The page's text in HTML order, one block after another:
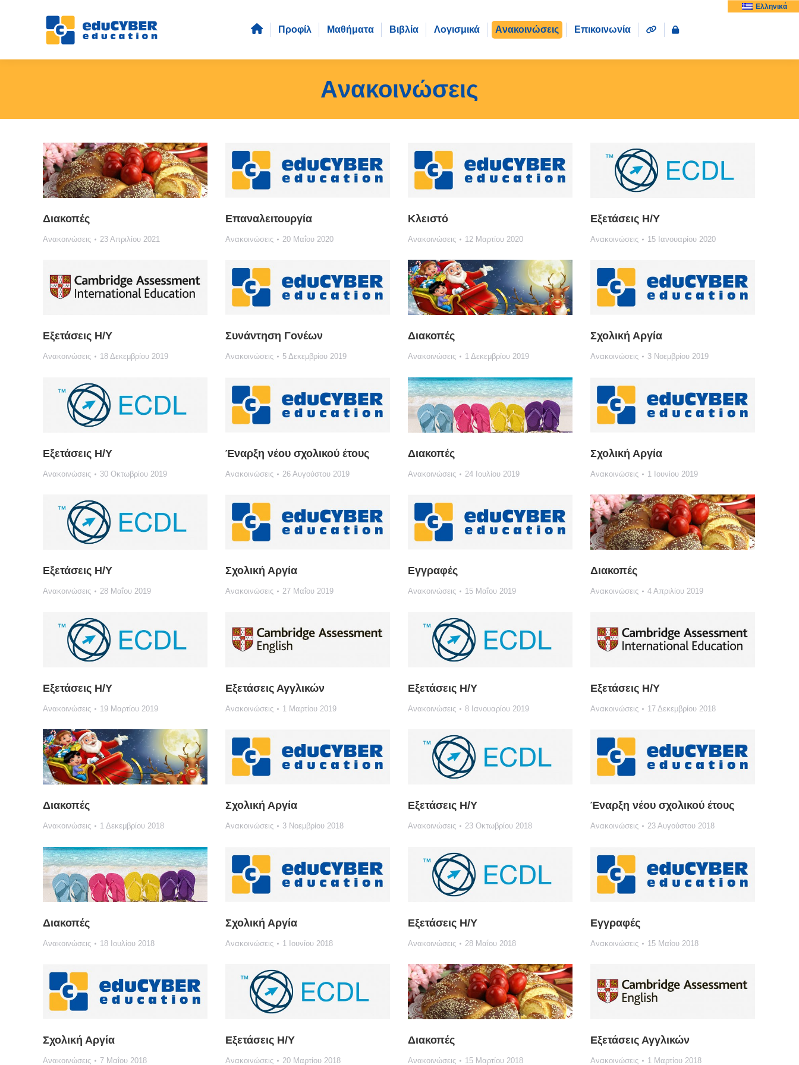
Προφίλ Μαθήματα Βιβλία Λογισμικά Aνακοινώσεις Επικοινωνία
Aνακοινώσεις
Διακοπές
Ανακοινώσεις 23 Απριλίου 2021
Επαναλειτουργία
Ανακοινώσεις 20 Μαΐου 2020
Κλειστό
Ανακοινώσεις 12 Μαρτίου 2020
Εξετάσεις Η/Υ
Ανακοινώσεις 15 Ιανουαρίου 2020
Εξετάσεις Η/Υ
Ανακοινώσεις 18 Δεκεμβρίου 2019
Συνάντηση Γονέων
Ανακοινώσεις 5 Δεκεμβρίου 2019
Διακοπές
Ανακοινώσεις 1 Δεκεμβρίου 2019
Σχολική Αργία
Ανακοινώσεις 3 Νοεμβρίου 2019
Εξετάσεις Η/Υ
Ανακοινώσεις 30 Οκτωβρίου 2019
Έναρξη νέου σχολικού έτους
Ανακοινώσεις 26 Αυγούστου 2019
Διακοπές
Ανακοινώσεις 24 Ιουλίου 2019
Σχολική Αργία
Ανακοινώσεις 1 Ιουνίου 2019
Εξετάσεις Η/Υ
Ανακοινώσεις 28 Μαΐου 2019
Σχολική Αργία
Ανακοινώσεις 27 Μαΐου 2019
Εγγραφές
Ανακοινώσεις 15 Μαΐου 2019
Διακοπές
Ανακοινώσεις 4 Απριλίου 2019
Εξετάσεις Η/Υ
Ανακοινώσεις 19 Μαρτίου 2019
Εξετάσεις Αγγλικών
Ανακοινώσεις 1 Μαρτίου 2019
Εξετάσεις Η/Υ
Ανακοινώσεις 8 Ιανουαρίου 2019
Εξετάσεις Η/Υ
Ανακοινώσεις 17 Δεκεμβρίου 2018
Διακοπές
Ανακοινώσεις 1 Δεκεμβρίου 2018
Σχολική Αργία
Ανακοινώσεις 3 Νοεμβρίου 2018
Εξετάσεις Η/Υ
Ανακοινώσεις 23 Οκτωβρίου 2018
Έναρξη νέου σχολικού έτους
Ανακοινώσεις 23 Αυγούστου 2018
Διακοπές
Ανακοινώσεις 18 Ιουλίου 2018
Σχολική Αργία
Ανακοινώσεις 1 Ιουνίου 2018
Εξετάσεις Η/Υ
Ανακοινώσεις 28 Μαΐου 2018
Εγγραφές
Ανακοινώσεις 15 Μαΐου 2018
Σχολική Αργία
Ανακοινώσεις 7 Μαΐου 2018
Εξετάσεις Η/Υ
Ανακοινώσεις 20 Μαρτίου 2018
Διακοπές
Ανακοινώσεις 15 Μαρτίου 2018
Εξετάσεις Αγγλικών
Ανακοινώσεις 1 Μαρτίου 2018
Ελληνικά